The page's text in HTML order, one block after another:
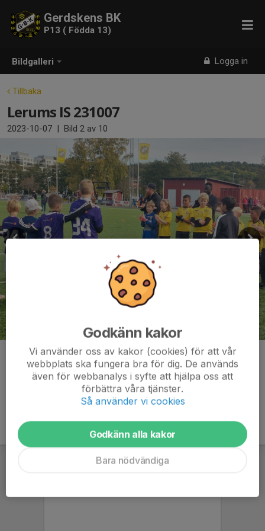
Bildgalleri Logga in
Gerdskens BK
P13 ( Födda 13)
Tillbaka
Lerums IS 231007
2023-10-07 | Bild 2 av 10
Kommentarer
Godkänn kakor
Vi använder oss av kakor (cookies) för att vår
webbplats ska fungera bra för dig. De används
även för webbanalys i syfte att hjälpa oss att
förbättra våra tjänster.
Så använder vi cookies
Godkänn alla kakor
Bara nödvändiga